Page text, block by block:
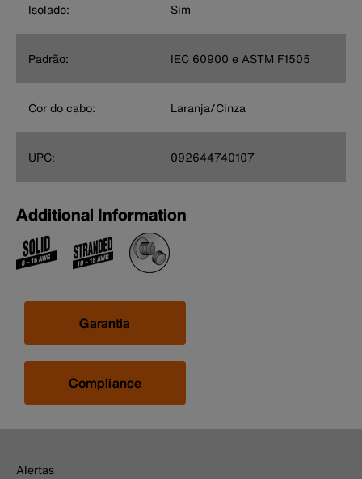
Isolado: Sim
Padrão: IEC 60900 e ASTM F1505
Cor do cabo: Laranja/Cinza
UPC: 092644740107
Additional Information
Garantia
Compliance
Alertas